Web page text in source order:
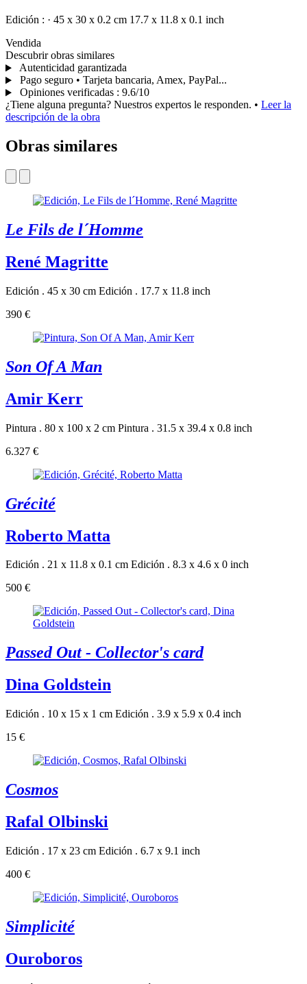
Edición : · 45 x 30 x 0.2 cm 17.7 x 11.8 x 0.1 inch
Vendida
Descubrir obras similares
Autenticidad garantizada
Pago seguro • Tarjeta bancaria, Amex, PayPal...
Opiniones verificadas : 9.6/10
¿Tiene alguna pregunta? Nuestros expertos le responden. • Leer la
descripción de la obra
Obras similares
Le Fils de l´Homme
René Magritte
Edición . 45 x 30 cm Edición . 17.7 x 11.8 inch
390 €
Son Of A Man
Amir Kerr
Pintura . 80 x 100 x 2 cm Pintura . 31.5 x 39.4 x 0.8 inch
6.327 €
Grécité
Roberto Matta
Edición . 21 x 11.8 x 0.1 cm Edición . 8.3 x 4.6 x 0 inch
500 €
Passed Out - Collector's card
Dina Goldstein
Edición . 10 x 15 x 1 cm Edición . 3.9 x 5.9 x 0.4 inch
15 €
Cosmos
Rafal Olbinski
Edición . 17 x 23 cm Edición . 6.7 x 9.1 inch
400 €
Simplicité
Ouroboros